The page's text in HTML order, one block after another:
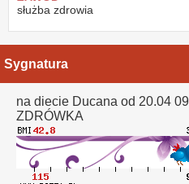
służba zdrowia
Sygnatura
na diecie Ducana od 20.04
ZDRÓWKA